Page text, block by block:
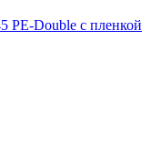
PE-Double с пленкой